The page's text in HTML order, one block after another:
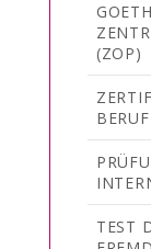
(ZOP)
TEST